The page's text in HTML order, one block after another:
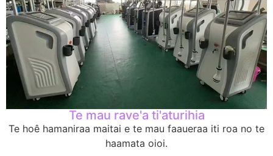
Te mau rave'a ti'aturihia
Te hoê hamaniraa maitai e te mau faaueraa iti roa no te
haamata oioi.